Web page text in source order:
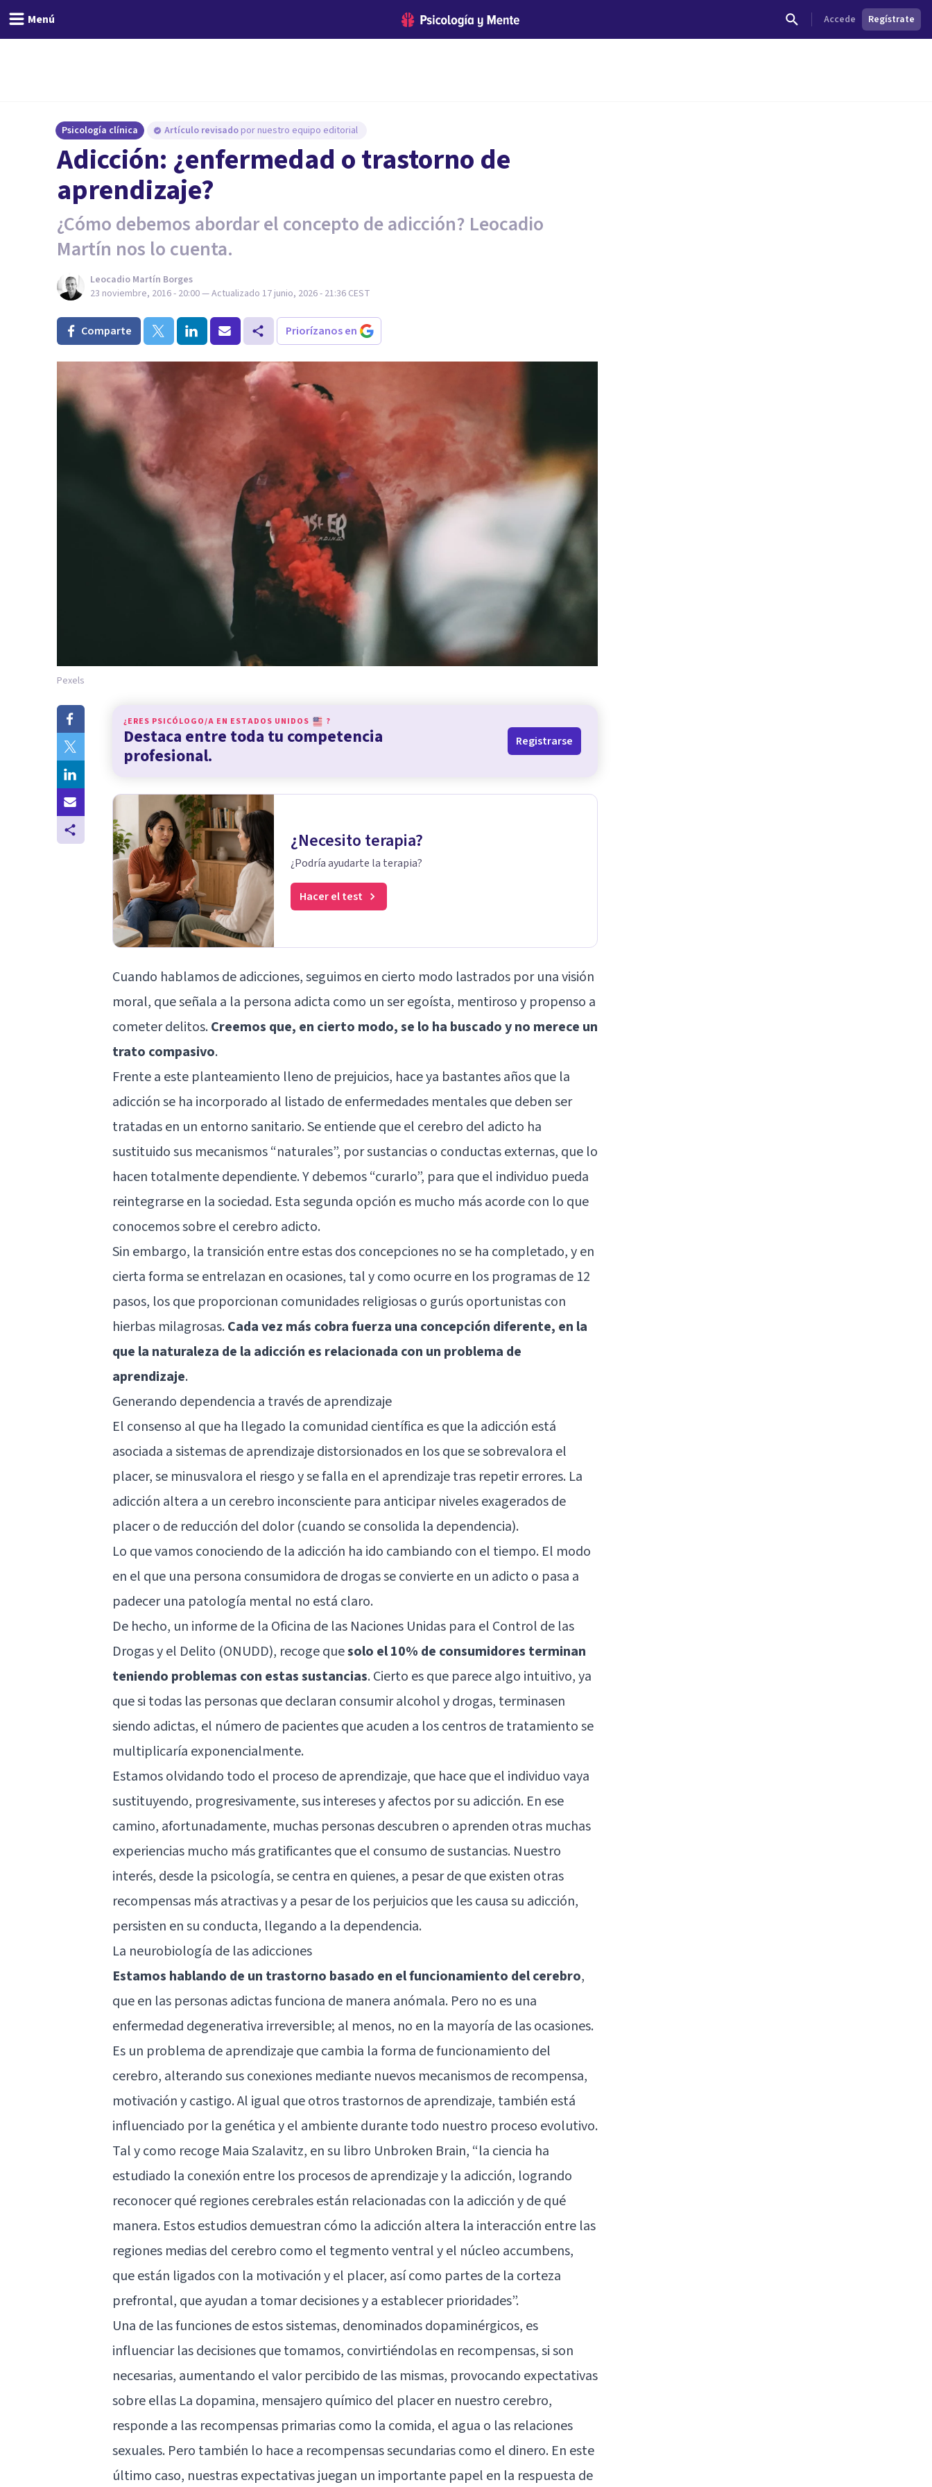
Menú Accede Regístrate
Psicología clínica Artículo revisado por nuestro equipo editorial
​Adicción: ¿enfermedad o trastorno de
aprendizaje?
¿Cómo debemos abordar el concepto de adicción? Leocadio
Martín nos lo cuenta.
Leocadio Martín Borges
23 noviembre, 2016 - 20:00— Actualizado 17 junio, 2026 - 21:36 CEST
Comparte Priorízanos en
Pexels
¿ERES PSICÓLOGO/A EN ESTADOS UNIDOS ?
Destaca entre toda tu competencia
profesional.
Registrarse
¿Necesito terapia?
¿Podría ayudarte la terapia?
Hacer el test
Cuando hablamos de adicciones, seguimos en cierto modo lastrados por una visión
moral, que señala a la persona adicta como un ser egoísta, mentiroso y propenso a
cometer delitos.Creemos que, en cierto modo, se lo ha buscado y no merece un
trato compasivo.
Frente a este planteamiento lleno de prejuicios, hace ya bastantes años que la
adicción se ha incorporado al listado de enfermedades mentalesque deben ser
tratadas en un entorno sanitario. Se entiende que el cerebro del adicto ha
sustituido sus mecanismos “naturales”, por sustancias o conductas externas, que lo
hacen totalmente dependiente. Y debemos “curarlo”, para que el individuo pueda
reintegrarse en la sociedad. Esta segunda opción es mucho más acorde con lo que
conocemos sobre el cerebro adicto.
Sin embargo, la transición entre estas dos concepciones no se ha completado, y en
cierta forma se entrelazan en ocasiones, tal y como ocurre en los programas de 12
pasos, los que proporcionan comunidades religiosas o gurús oportunistas con
hierbas milagrosas.Cada vez más cobra fuerza una concepción diferente, en la
que la naturaleza de la adicción es relacionada con un problema de
aprendizaje.
Generando dependencia a través de aprendizaje
El consenso al que ha llegado la comunidad científica es que la adicción está
asociada asistemas de aprendizajedistorsionados en los que se sobrevalora el
placer, se minusvalora el riesgo y se falla en el aprendizaje tras repetir errores. La
adicción altera a un cerebro inconsciente para anticipar niveles exagerados de
placer o de reducción del dolor (cuando se consolida la dependencia).
Lo que vamos conociendo de la adicción ha ido cambiando con el tiempo. El modo
en el que una persona consumidora de drogas se convierte en un adicto o pasa a
padecer una patología mental no está claro.
De hecho, un informe de la Oficina de las Naciones Unidas para el Control de las
Drogas y el Delito (ONUDD), recoge quesolo el 10% de consumidores terminan
teniendo problemas con estas sustancias. Cierto es que parece algo intuitivo, ya
que si todas las personas que declaran consumir alcohol y drogas, terminasen
siendo adictas, el número de pacientes que acuden a los centros de tratamiento se
multiplicaría exponencialmente.
Estamos olvidando todo el proceso de aprendizaje, que hace que el individuo vaya
sustituyendo, progresivamente, sus intereses y afectos por su adicción. En ese
camino, afortunadamente, muchas personas descubren o aprenden otras muchas
experiencias mucho más gratificantes que el consumo de sustancias. Nuestro
interés, desde la psicología, se centra en quienes, a pesar de que existen otras
recompensas más atractivas y a pesar de los perjuicios que les causa su adicción,
persisten en su conducta, llegando a la dependencia.
La neurobiología de las adicciones
Estamos hablando de un trastorno basado en el funcionamiento del cerebro,
que en las personas adictas funciona de manera anómala. Pero no es una
enfermedad degenerativa irreversible; al menos, no en la mayoría de las ocasiones.
Es un problema de aprendizaje que cambia la forma de funcionamiento del
cerebro, alterando sus conexiones mediante nuevos mecanismos de recompensa,
motivación y castigo. Al igual que otros trastornos de aprendizaje, también está
influenciado por la genética y el ambiente durante todo nuestro proceso evolutivo.
Tal y como recoge Maia Szalavitz, en su libro Unbroken Brain, “la ciencia ha
estudiado la conexión entre los procesos de aprendizaje y la adicción, logrando
reconocer qué regiones cerebrales están relacionadas con la adicción y de qué
manera. Estos estudios demuestran cómo la adicción altera la interacción entre las
regiones medias del cerebro como el tegmento ventral y el núcleo accumbens,
que están ligados con la motivación y el placer, así como partes de la corteza
prefrontal, que ayudan a tomar decisiones y a establecer prioridades”.
Una de las funciones de estos sistemas, denominados dopaminérgicos, es
influenciar las decisiones que tomamos, convirtiéndolas en recompensas, si son
necesarias, aumentando el valor percibido de las mismas, provocando expectativas
sobre ellas La dopamina, mensajero químico del placer en nuestro cerebro,
responde a las recompensas primarias como la comida, el agua o las relaciones
sexuales. Pero también lo hace a recompensas secundarias como el dinero. En este
último caso, nuestras expectativas juegan un importante papel en la respuesta de